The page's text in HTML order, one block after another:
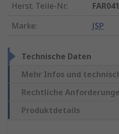
Herst. Teile-Nr.:
Marke: JSP
Technische Daten
Mehr Infos und
Rechtliche
Produktdetails